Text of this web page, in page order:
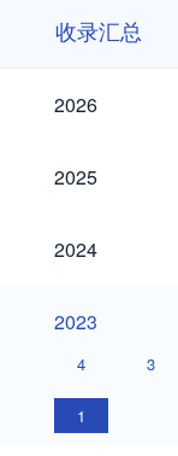
收录汇总
2026
2026
2025
2025
2024
2024
2023
2023
4 3
1